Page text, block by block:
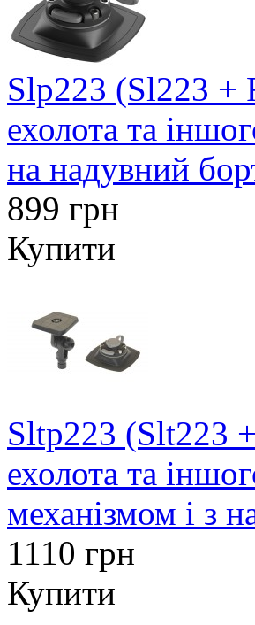
Slp223 (Sl223
ехолота та
на надувний
899 грн
Купити
Sltp223 (Slt223
ехолота та
механізмом і з
1110 грн
Купити